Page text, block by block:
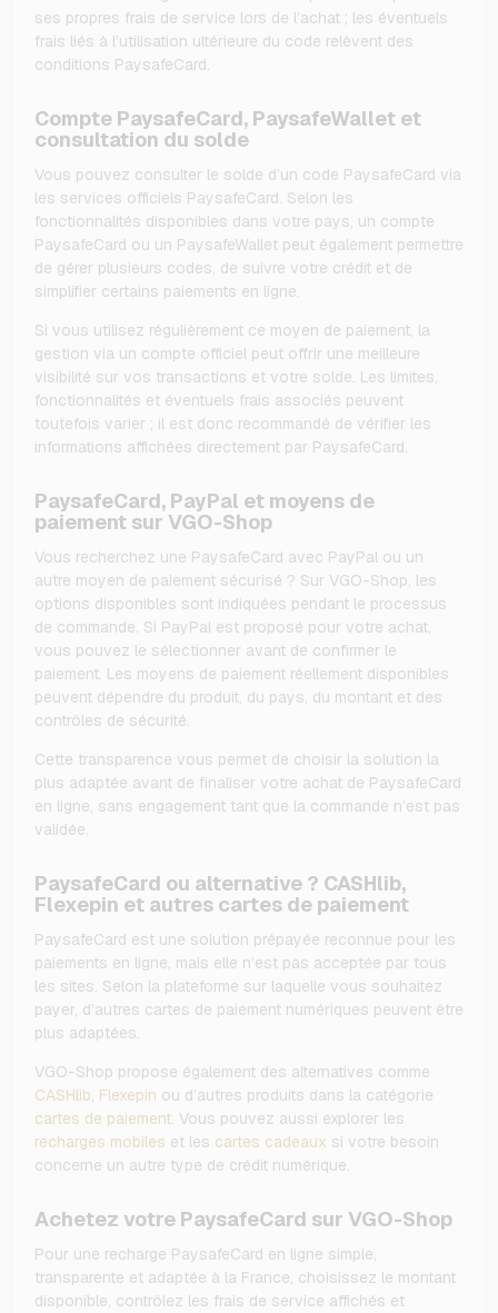
ses propres frais de service lors de l’achat ; les éventuels
frais liés à l’utilisation ultérieure du code relèvent des
conditions PaysafeCard.
Compte PaysafeCard, PaysafeWallet et
consultation du solde
Vous pouvez consulter le solde d’un code PaysafeCard via
les services officiels PaysafeCard. Selon les
fonctionnalités disponibles dans votre pays, un compte
PaysafeCard ou un PaysafeWallet peut également permettre
de gérer plusieurs codes, de suivre votre crédit et de
simplifier certains paiements en ligne.
Si vous utilisez régulièrement ce moyen de paiement, la
gestion via un compte officiel peut offrir une meilleure
visibilité sur vos transactions et votre solde. Les limites,
fonctionnalités et éventuels frais associés peuvent
toutefois varier ; il est donc recommandé de vérifier les
informations affichées directement par PaysafeCard.
PaysafeCard, PayPal et moyens de
paiement sur VGO-Shop
Vous recherchez une PaysafeCard avec PayPal ou un
autre moyen de paiement sécurisé ? Sur VGO-Shop, les
options disponibles sont indiquées pendant le processus
de commande. Si PayPal est proposé pour votre achat,
vous pouvez le sélectionner avant de confirmer le
paiement. Les moyens de paiement réellement disponibles
peuvent dépendre du produit, du pays, du montant et des
contrôles de sécurité.
Cette transparence vous permet de choisir la solution la
plus adaptée avant de finaliser votre achat de PaysafeCard
en ligne, sans engagement tant que la commande n’est pas
validée.
PaysafeCard ou alternative ? CASHlib,
Flexepin et autres cartes de paiement
PaysafeCard est une solution prépayée reconnue pour les
paiements en ligne, mais elle n’est pas acceptée par tous
les sites. Selon la plateforme sur laquelle vous souhaitez
payer, d’autres cartes de paiement numériques peuvent être
plus adaptées.
VGO-Shop propose également des alternatives comme
CASHlib, Flexepin ou d’autres produits dans la catégorie
cartes de paiement. Vous pouvez aussi explorer les
recharges mobiles et les cartes cadeaux si votre besoin
concerne un autre type de crédit numérique.
Achetez votre PaysafeCard sur VGO-Shop
Pour une recharge PaysafeCard en ligne simple,
transparente et adaptée à la France, choisissez le montant
disponible, contrôlez les frais de service affichés et